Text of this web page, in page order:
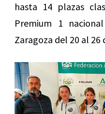
hasta 14 plazas
Premium 1
Zaragoza del 20 al 26